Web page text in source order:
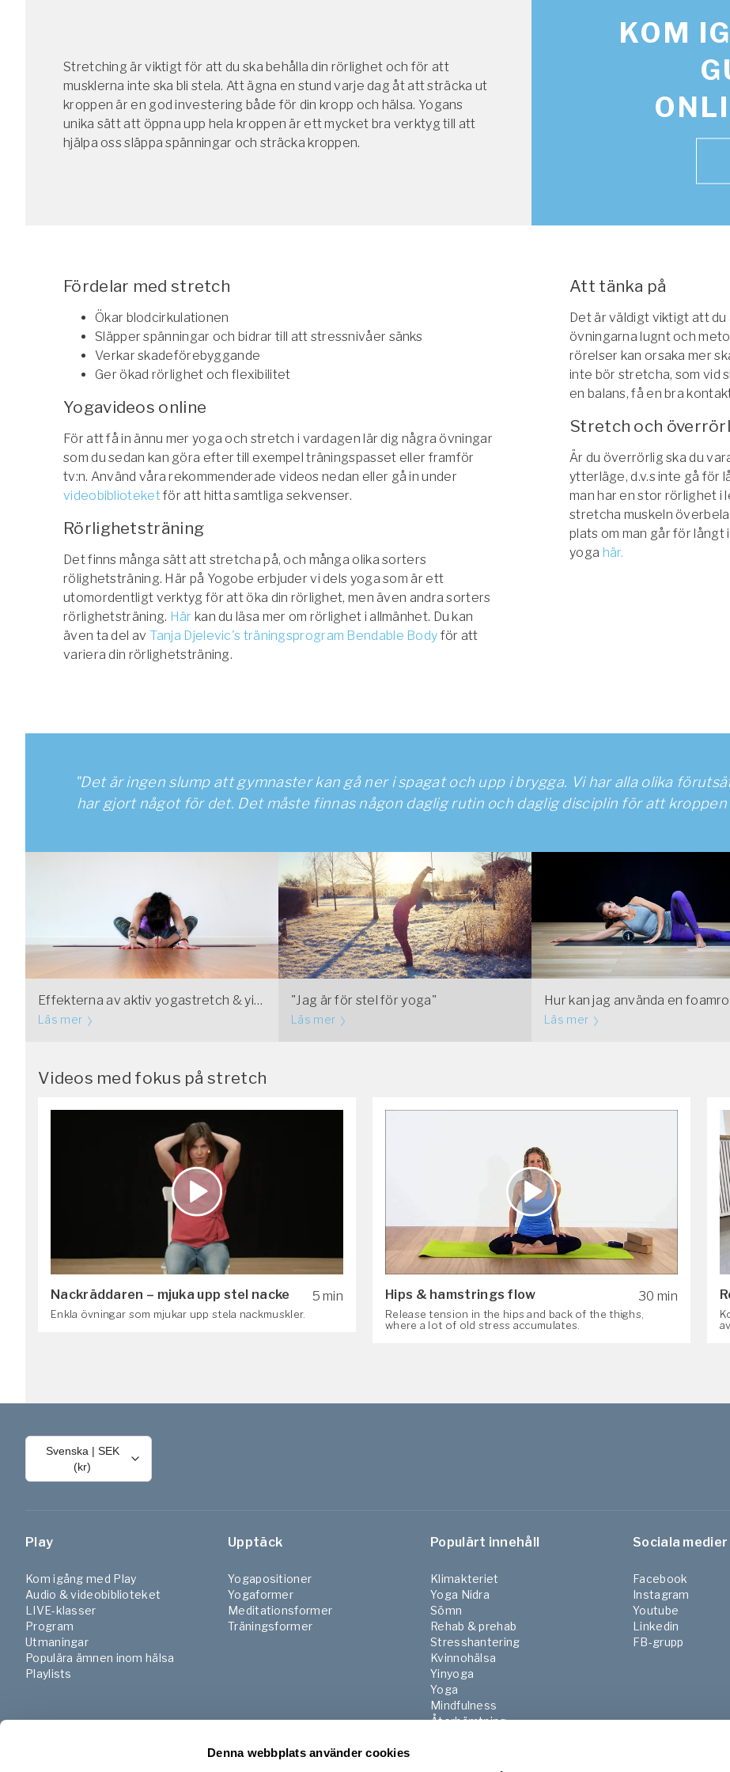
Denna webbplats använder cookies
Pausa Smart
Yogobe för yogalärare
Hotell & Konferens
Stretching är viktigt för att du ska behålla din rörlighet och för att
musklerna inte ska bli stela. Att ägna en stund varje dag åt att sträcka ut
kroppen är en god investering både för din kropp och hälsa. Yogans
unika sätt att öppna upp hela kroppen är ett mycket bra verktyg till att
hjälpa oss släppa spänningar och sträcka kroppen.
KOM
Fördelar med stretch
Ökar blodcirkulationen
Släpper spänningar och bidrar till att stressnivåer sänks
Verkar skadeförebyggande
Ger ökad rörlighet och flexibilitet
Yogavideos online
För att få in ännu mer yoga och stretch i vardagen lär dig några övningar
som du sedan kan göra efter till exempel träningspasset eller framför
tv:n. Använd våra rekommenderade videos nedan eller gå in under
videobiblioteketför att hitta samtliga sekvenser.
Rörlighetsträning
Det finns många sätt att stretcha på, och många olika sorters
rölighetsträning. Här på Yogobe erbjuder vi dels yoga som är ett
utomordentligt verktyg för att öka din rörlighet, men även andra sorters
rörlighetsträning. Här kan du läsa mer om rörlighet i allmänhet. Du kan
även ta del av Tanja Djelevic's träningsprogram Bendable Body för att
variera din rörlighetsträning.
Att tänka på
Det är väldigt viktigt att
övningarna lugnt och
rörelser kan orsaka mer
inte bör stretcha, som vid
en balans, få en bra
Stretch och
Är du överrörlig ska du
ytterläge, d.v.s inte gå för
man har en stor rörlighet i
stretcha muskeln
plats om man går för
yoga här.
"Det är ingen slump att gymnaster kan gå ner i spagat och upp i brygga. Vi har alla olika
har gjort något för det. Det måste finnas någon daglig rutin och daglig disciplin för att kroppen
Effekterna av aktiv yogastretch & yinyoga
Läs mer
"Jag är för stel för yoga"
Läs mer
Hur kan jag använda en
Läs mer
Videos med fokus på stretch
5 min
Nackräddaren – mjuka upp stel nacke
Enkla övningar som mjukar upp stela nackmuskler.
30 min
Hips & hamstrings flow
Release tension in the hips and back of the thighs,
where a lot of old stress accumulates.
Svenska | SEK
(kr)
Play
Kom igång med Play
Audio & videobiblioteket
LIVE-klasser
Program
Utmaningar
Populära ämnen inom hälsa
Playlists
Upptäck
Yogapositioner
Yogaformer
Meditationsformer
Träningsformer
Populärt innehåll
Klimakteriet
Yoga Nidra
Sömn
Rehab & prehab
Stresshantering
Kvinnohälsa
Yinyoga
Yoga
Mindfulness
Återhämtning
Sociala medier
Facebook
Instagram
Youtube
Linkedin
FB-grupp